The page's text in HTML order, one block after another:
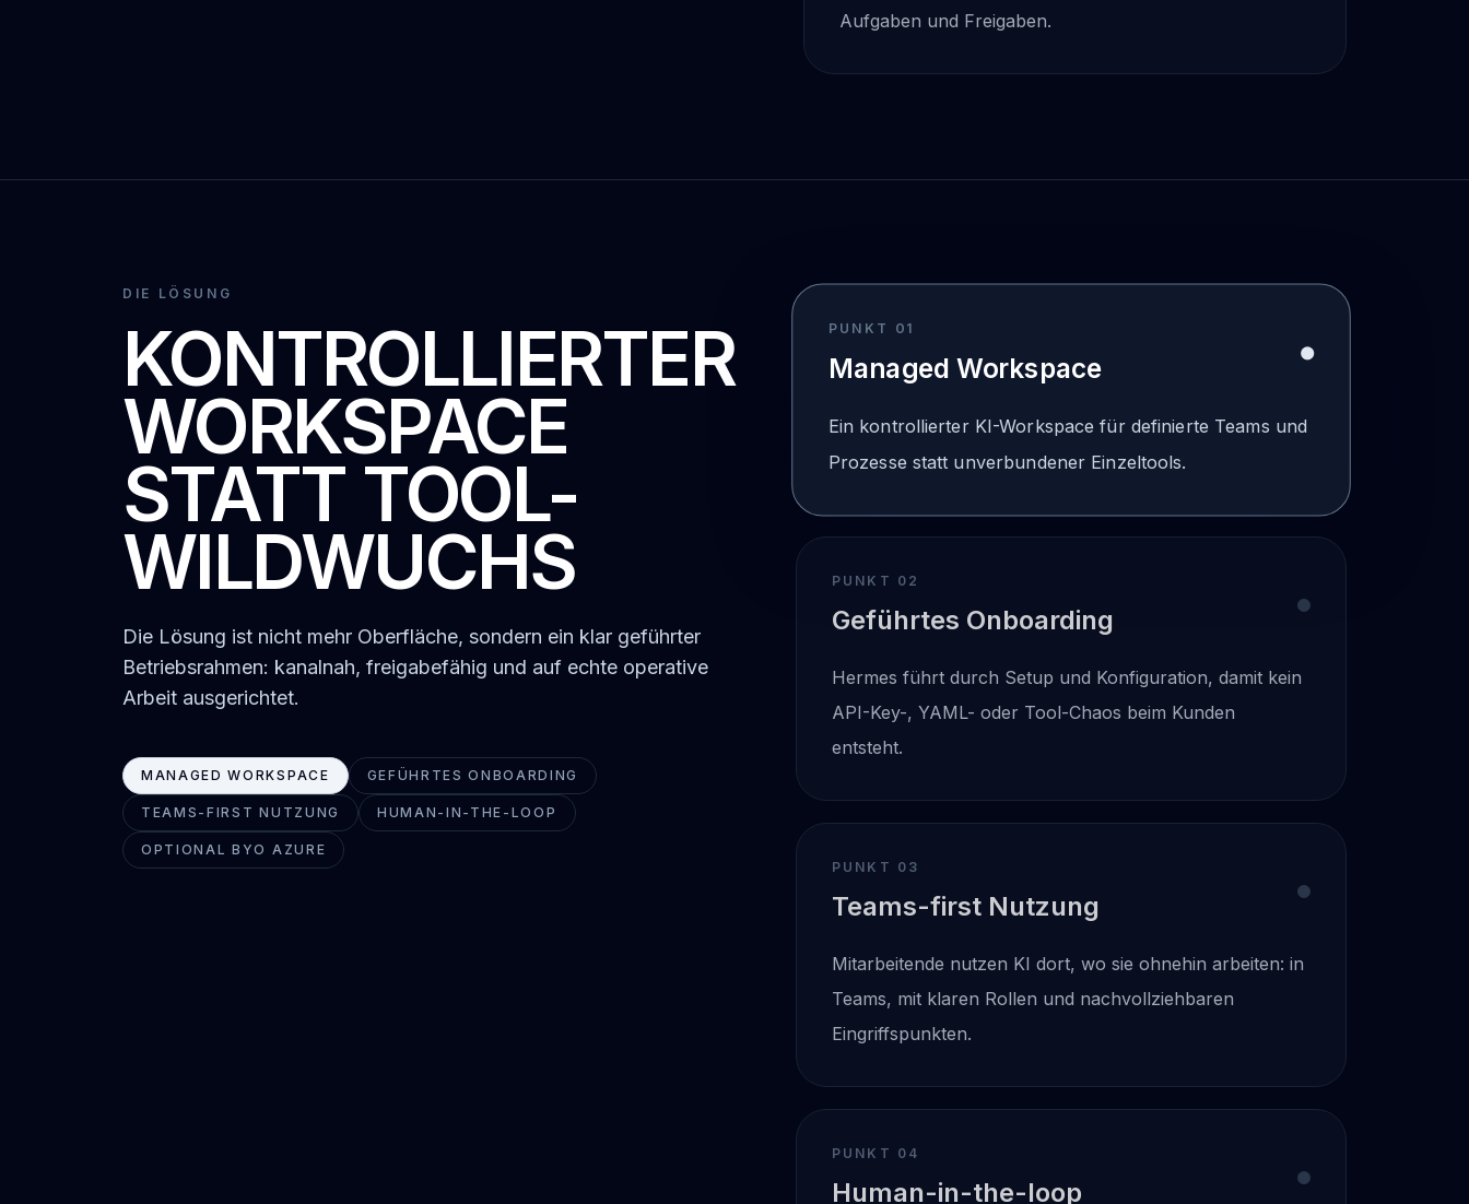
Aufgaben und Freigaben.
DIE LÖSUNG
KONTROLLIERTER
WORKSPACE
STATT TOOL-
WILDWUCHS
Die Lösung ist nicht mehr Oberfläche, sondern ein klar geführter
Betriebsrahmen: kanalnah, freigabefähig und auf echte operative
Arbeit ausgerichtet.
MANAGED WORKSPACE GEFÜHRTES ONBOARDING
TEAMS-FIRST NUTZUNG HUMAN-IN-THE-LOOP
OPTIONAL BYO AZURE
PUNKT 01
Managed Workspace
Ein kontrollierter KI-Workspace für definierte Teams und
Prozesse statt unverbundener Einzeltools.
PUNKT 0 2
Geführtes Onboarding
Hermes führt durch Setup und Konfiguration, damit kein
API-Key-, YAML- oder Tool-Chaos beim Kunden
entsteht.
PUNKT 0 3
Teams-first Nutzung
Mitarbeitende nutzen KI dort, wo sie ohnehin arbeiten: in
Teams, mit klaren Rollen und nachvollziehbaren
Eingriffspunkten.
PUNKT 0 4
Human-in-the-loop